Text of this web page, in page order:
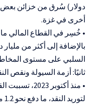
دولار) سُرق من خزائن بعض
أخرى في غزة.
بالإضافة إلى أكثر من
السلبي على مستوى المخاطر
ثانيًا: أزمة السيولة ونقص
• منذ أكتوبر